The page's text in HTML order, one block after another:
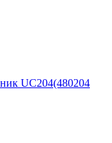
UC204(480204